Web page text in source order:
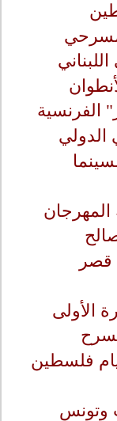
الفرنسية
قصر
الأولى
فلسطين
وتونس